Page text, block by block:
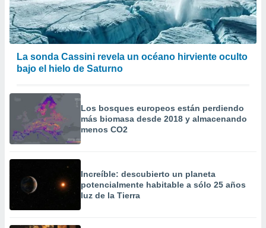
La sonda Cassini revela un océano hirviente oculto
bajo el hielo de Saturno
Los bosques europeos están perdiendo
más biomasa desde 2018 y almacenando
menos CO2
Increíble: descubierto un planeta
potencialmente habitable a sólo 25 años
luz de la Tierra